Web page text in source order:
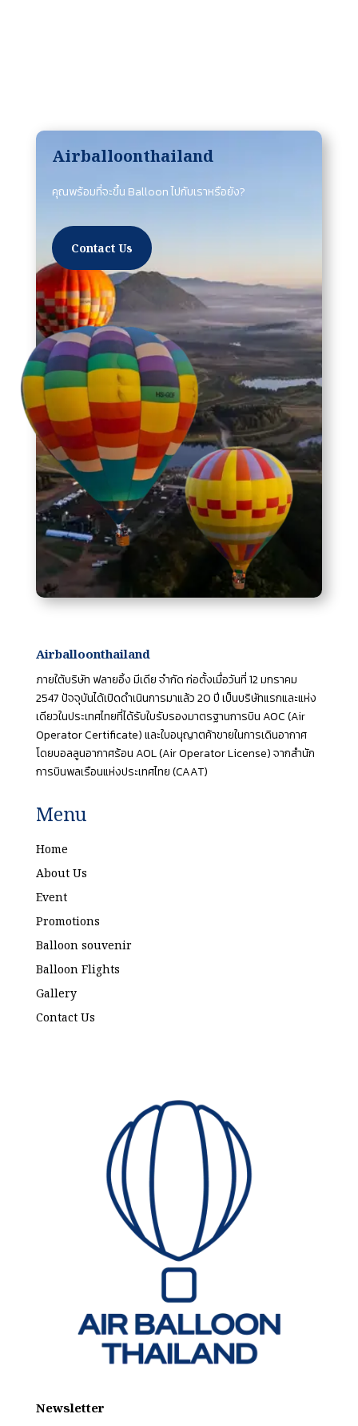
Airballoonthailand
คุณพร้อมที่จะขึ้น Balloon ไปกับเราหรือยัง?
Contact Us
Airballoonthailand
ภายใต้บริษัท ฟลายอิ้ง มีเดีย จำกัด ก่อตั้งเมื่อวันที่ 12 มกราคม
2547 ปัจจุบันได้เปิดดำเนินการมาแล้ว 20 ปี เป็นบริษัทแรกและแห่ง
เดียวในประเทศไทยที่ได้รับใบรับรองมาตรฐานการบิน AOC (Air
Operator Certificate) และใบอนุญาตค้าขายในการเดินอากาศ
โดยบอลลูนอากาศร้อน AOL (Air Operator License) จากสำนัก
การบินพลเรือนแห่งประเทศไทย (CAAT)
Menu
Home
About Us
Event
Promotions
Balloon souvenir
Balloon Flights
Gallery
Contact Us
Newsletter